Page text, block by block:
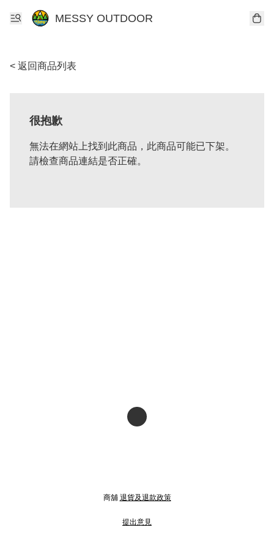
MESSY OUTDOOR
< 返回商品列表
很抱歉
無法在網站上找到此商品，此商品可能已下架。
請檢查商品連結是否正確。
商舖 退貨及退款政策
提出意見